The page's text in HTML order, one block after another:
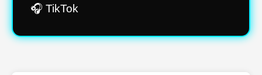
🎧 TikTok